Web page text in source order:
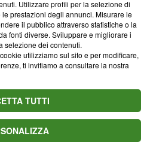
Via Carlo Frasca, 3 - 6900
0690258937
Utilizzare profili per la selezione di
prestazioni degli annunci. Misurare le
il pubblico attraverso statistiche o la
fonti diverse. Sviluppare e migliorare i
selezione dei contenuti.
utilizziamo sul sito e per modificare,
ti invitiamo a consultare la nostra
TUTTI